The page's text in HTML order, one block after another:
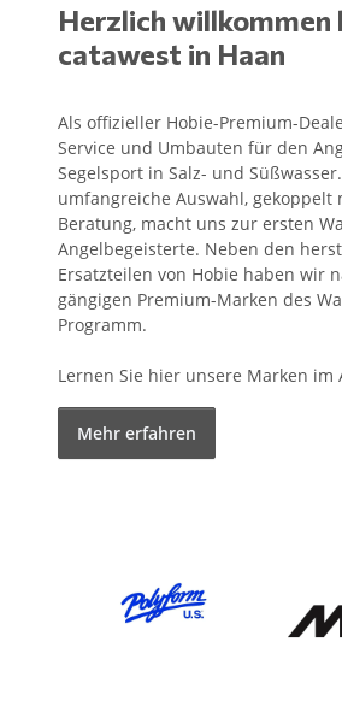
Herzlich willkommen
catawest in Haan
Als offizieller Hobie-Premium-
Service und Umbauten für den
Segelsport in Salz- und
umfangreiche Auswahl,
Beratung, macht uns zur ersten
Angelbegeisterte. Neben den
Ersatzteilen von Hobie haben wir
gängigen Premium-Marken des
Programm.
Lernen Sie hier unsere Marken im
Mehr erfahren